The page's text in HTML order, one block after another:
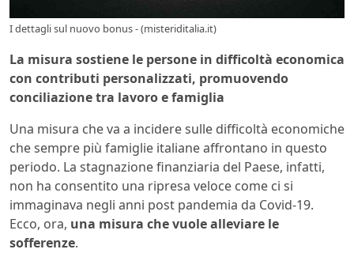
I dettagli sul nuovo bonus - (misteriditalia.it)
La misura sostiene le persone in difficoltà economica
con contributi personalizzati, promuovendo
conciliazione tra lavoro e famiglia
Una misura che va a incidere sulle difficoltà economiche
che sempre più famiglie italiane affrontano in questo
periodo. La stagnazione finanziaria del Paese, infatti,
non ha consentito una ripresa veloce come ci si
immaginava negli anni post pandemia da Covid-19.
Ecco, ora, una misura che vuole alleviare le
sofferenze.